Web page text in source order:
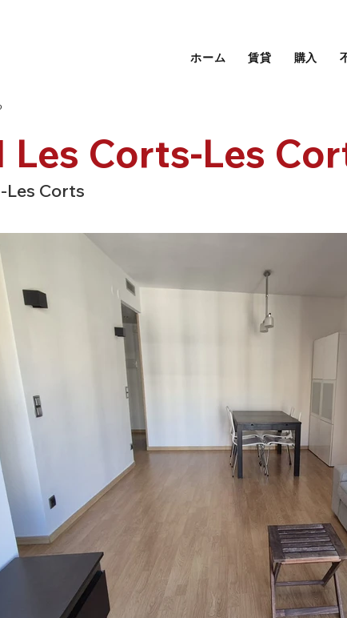
ホーム 賃貸 購入
Les Corts-Les
Corts